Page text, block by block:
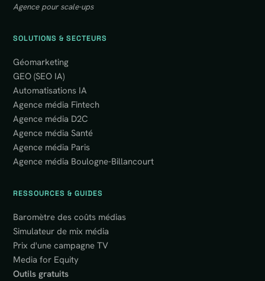
Agence pour scale-ups
SOLUTIONS & SECTEURS
Géomarketing
GEO (SEO IA)
Automatisations IA
Agence média Fintech
Agence média D2C
Agence média Santé
Agence média Paris
Agence média Boulogne-Billancourt
RESSOURCES & GUIDES
Baromètre des coûts médias
Simulateur de mix média
Prix d'une campagne TV
Media for Equity
Outils gratuits